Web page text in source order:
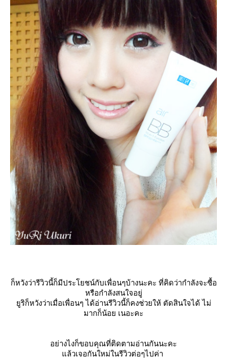
ก็หวังว่ารีวิวนี้ก็มีประโยชน์กับเพื่อนๆบ้างนะคะ ที่คิดว่ากำลังจะซื้อ
หรือกำลังสนใจอยู่
ูริก็หวังว่าเมื่อเพื่อนๆ ได้อ่านรีวิวนี้ก็คงช่วยให้ ตัดสินใจได้ ไม่
มากก็น้อย เนอะคะ
อย่างไงก็ขอบคุณที่ติดตามอ่านกันนะคะ
ล้วเจอกันใหม่ในรีวิวต่อๆไปค่า